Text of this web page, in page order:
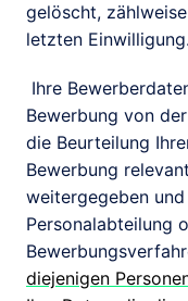
gelöscht,
letzten Einwilligung.
Ihre
Bewerbung von
die Beurteilung
Bewerbung
weitergegeben
Personalabteilung
diejenigen